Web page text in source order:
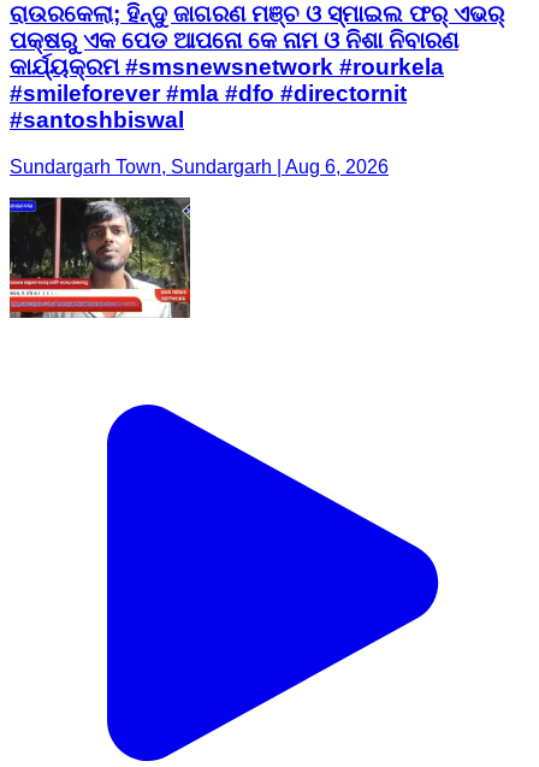
ରାଉରକେଲା; ହିନ୍ଦୁ ଜାଗରଣ ମଞ୍ଚ ଓ ସ୍ମାଇଲ ଫର୍ ଏଭର୍
ପକ୍ଷରୁ ଏକ ପେଡ ଆପନୋ କେ ନାମ ଓ ନିଶା ନିବାରଣ
କାର୍ଯ୍ୟକ୍ରମ #smsnewsnetwork #rourkela
#smileforever #mla #dfo #directornit
#santoshbiswal
Sundargarh Town, Sundargarh | Aug 6, 2026